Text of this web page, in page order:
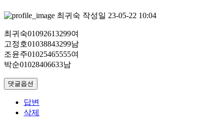
최귀숙 작성일 23-05-22 10:04
최귀숙01092613299여
고정호01038843299남
조윤주01025465555여
박순01028406633남
댓글옵션
답변
삭제